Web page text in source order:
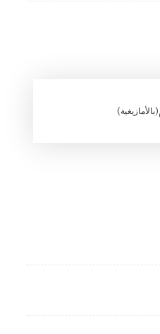
(بالأمازيغية)